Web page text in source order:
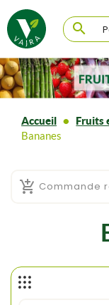

Accueil Fruits
Bananes
 Commande